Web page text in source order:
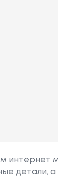
интернет
детали,